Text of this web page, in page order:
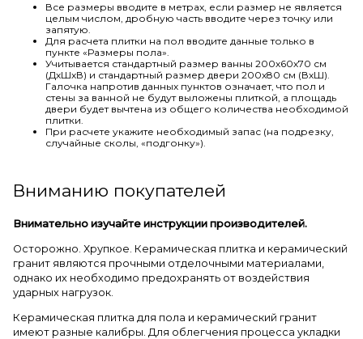
Все размеры вводите в метрах, если размер не является
целым числом, дробную часть вводите через точку или
запятую.
Для расчета плитки на пол вводите данные только в
пункте «Размеры пола».
Учитывается стандартный размер ванны 200х60х70 см
(ДхШхВ) и стандартный размер двери 200х80 см (ВхШ).
Галочка напротив данных пунктов означает, что пол и
стены за ванной не будут выложены плиткой, а площадь
двери будет вычтена из общего количества необходимой
плитки.
При расчете укажите необходимый запас (на подрезку,
случайные сколы, «подгонку»).
Вниманию покупателей
Внимательно изучайте инструкции производителей.
Осторожно. Хрупкое. Керамическая плитка и керамический
гранит являются прочными отделочными материалами,
однако их необходимо предохранять от воздействия
ударных нагрузок.
Керамическая плитка для пола и керамический гранит
имеют разные калибры. Для облегчения процесса укладки